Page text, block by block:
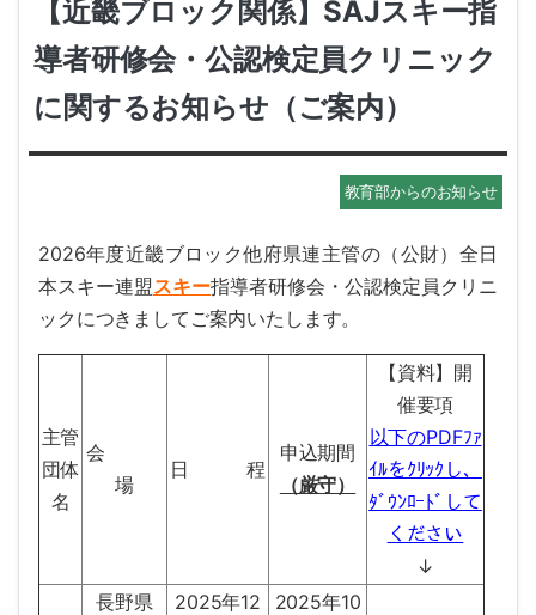
【近畿ブロック関係】SAJスキー指
導者研修会・公認検定員クリニック
に関するお知らせ（ご案内）
教育部からのお知らせ
2026年度近畿ブロック他府県連主管の（公財）全日
本スキー連盟 スキー指導者研修会・公認検定員クリニ
ックにつきましてご案内いたします。
主管
団体
名
会
場
日 程
申込期間
（厳守）
【資料】開
催要項
以下のPDFﾌｧ
ｲﾙをｸﾘｯｸし、
ﾀﾞｳﾝﾛｰﾄﾞして
ください
↓
長野県
2025年12
2025年10